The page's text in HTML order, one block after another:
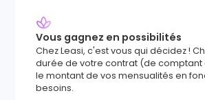
Vous gagnez en possibilités
Chez Leasi, c'est vous qui décidez !
durée de votre contrat (de comptant
le montant de vos mensualités en
besoins.